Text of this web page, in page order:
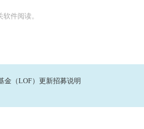
件阅读。
金（LOF）更新招募说明